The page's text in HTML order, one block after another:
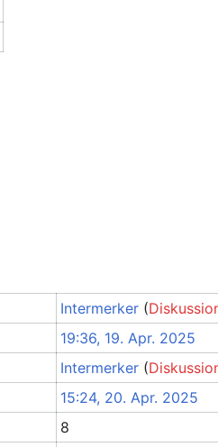
Intermerker (
19:36, 19. Apr. 2025
Intermerker (
15:24, 20. Apr. 2025
8